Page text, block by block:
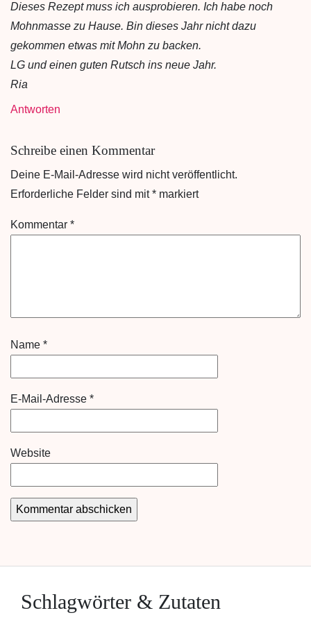
Dieses Rezept muss ich ausprobieren. Ich habe noch
Mohnmasse zu Hause. Bin dieses Jahr nicht dazu
gekommen etwas mit Mohn zu backen.
LG und einen guten Rutsch ins neue Jahr.
Ria
Antworten
Schreibe einen Kommentar
Deine E-Mail-Adresse wird nicht veröffentlicht.
Erforderliche Felder sind mit* markiert
Kommentar *
Name *
E-Mail-Adresse *
Website
Schlagwörter & Zutaten